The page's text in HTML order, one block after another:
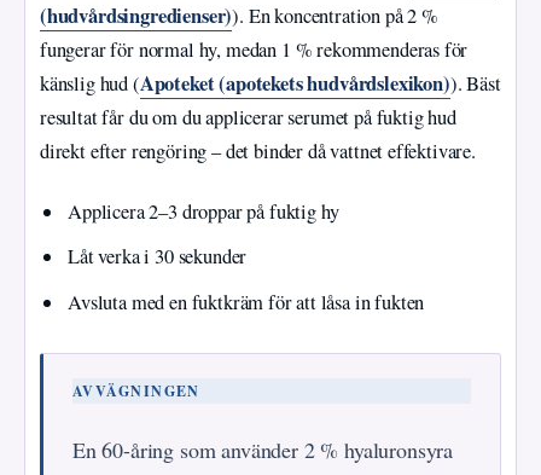
(hudvårdsingredienser)). En koncentration på 2 %
fungerar för normal hy, medan 1 % rekommenderas för
känslig hud (Apoteket (apotekets hudvårdslexikon)). Bäst
resultat får du om du applicerar serumet på fuktig hud
direkt efter rengöring – det binder då vattnet effektivare.
Applicera 2–3 droppar på fuktig hy
Låt verka i 30 sekunder
Avsluta med en fuktkräm för att låsa in fukten
AVVÄGNINGEN
En 60-åring som använder 2 % hyaluronsyra